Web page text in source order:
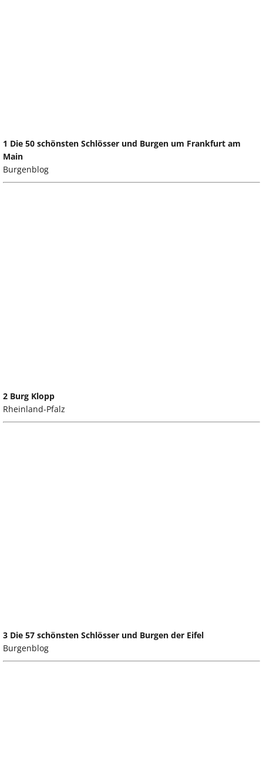
1 Die 50 schönsten Schlösser und Burgen um Frankfurt am
Main
Burgenblog
2 Burg Klopp
Rheinland-Pfalz
3 Die 57 schönsten Schlösser und Burgen der Eifel
Burgenblog